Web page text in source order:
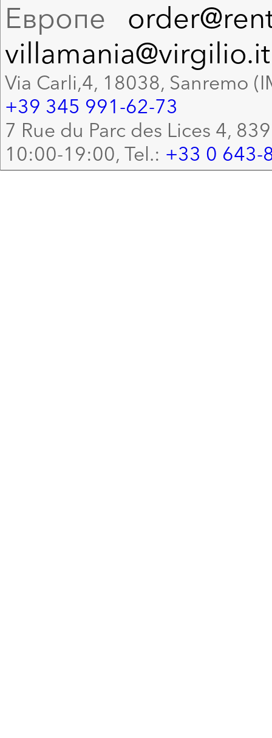
Европе
villamania@virgilio.it
Via Carli,4, 18038, Sanremo
+39 345 991-62-73
7 Rue du Parc des Lices 4,
10:00-19:00, Tel.: +33 0 643-